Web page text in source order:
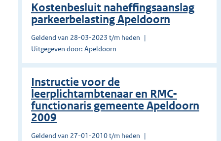
Kostenbesluit naheffingsaanslag
parkeerbelasting Apeldoorn
Geldend van 28-03-2023 t/m heden
Uitgegeven door: Apeldoorn
Instructie voor de
leerplichtambtenaar en RMC-
functionaris gemeente Apeldoorn
2009
Geldend van 27-01-2010 t/m heden